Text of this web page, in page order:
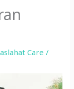
Care /